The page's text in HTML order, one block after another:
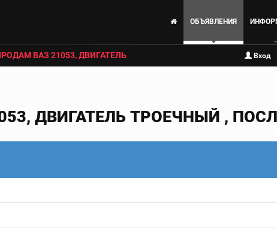
ОБЪЯВЛЕНИЯ
ВАЗ 21053, ДВИГАТЕЛЬ Вход
ДВИГАТЕЛЬ ТРОЕЧНЫЙ ,